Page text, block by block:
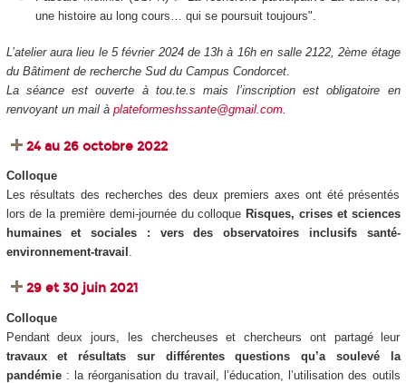
une histoire au long cours… qui se poursuit toujours".
L’atelier aura lieu le 5 février 2024 de 13h à 16h en salle 2122, 2ème étage
du Bâtiment de recherche Sud du Campus Condorcet.
La séance est ouverte à tou.te.s mais l’inscription est obligatoire en
renvoyant un mail à plateformeshssante@gmail.com.
24 au 26 octobre 2022
Colloque
Les résultats des recherches des deux premiers axes ont été présentés
lors de la première demi-journée du colloque Risques, crises et sciences
humaines et sociales : vers des observatoires inclusifs santé-
environnement-travail
29 et 30 juin 2021
Colloque
Pendant deux jours, les chercheuses et chercheurs ont partagé leur
travaux et résultats sur différentes questions qu’a soulevé la
pandémie: la réorganisation du travail, l’éducation, l’utilisation des outils